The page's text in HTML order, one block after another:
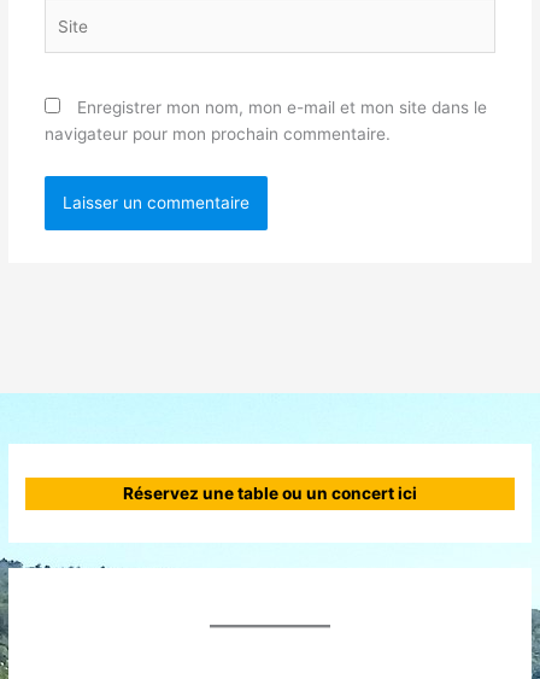
Enregistrer mon nom, mon e-mail et mon site dans le
navigateur pour mon prochain commentaire.
Réservez une table ou un concert ici